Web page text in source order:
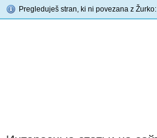
Pregleduješ stran, ki ni povezana z Žurko: